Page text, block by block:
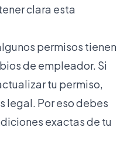
clara esta
permisos tienen
de empleador. Si
tu permiso,
legal. Por eso debes
exactas de tu